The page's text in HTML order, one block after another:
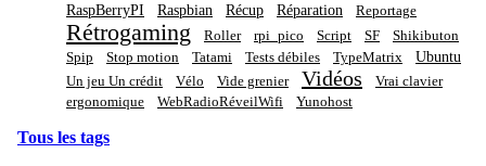
RaspBerryPI Raspbian Récup Réparation Reportage
Rétrogaming Roller rpi_pico Script SF
Shikibuton
Spip
Stop motion Tatami Tests débiles TypeMatrix Ubuntu
Un jeu Un crédit Vélo Vide grenier Vidéos
Vrai clavier
ergonomique
WebRadioRéveilWifi Yunohost
Tous les tags